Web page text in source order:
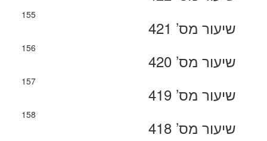
155
שיעור מס’ 421
156
שיעור מס’ 420
157
שיעור מס’ 419
158
שיעור מס’ 418